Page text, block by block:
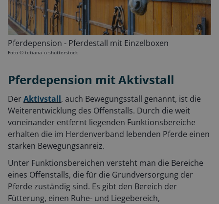
Pferdepension - Pferdestall mit Einzelboxen
Foto © tetiana_u shutterstock
Pferdepension mit Aktivstall
DerAktivstall, auch Bewegungsstall genannt, ist die
Weiterentwicklung des Offenstalls. Durch die weit
voneinander entfernt liegenden Funktionsbereiche
erhalten die im Herdenverband lebenden Pferde einen
starken Bewegungsanreiz.
Unter Funktionsbereichen versteht man die Bereiche
eines Offenstalls, die für die Grundversorgung der
Pferde zuständig sind. Es gibt den Bereich der
Fütterung, einen Ruhe- und Liegebereich,